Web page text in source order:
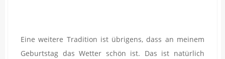
Eine weitere Tradition ist übrigens, dass an meinem
Geburtstag das Wetter schön ist. Das ist natürlich